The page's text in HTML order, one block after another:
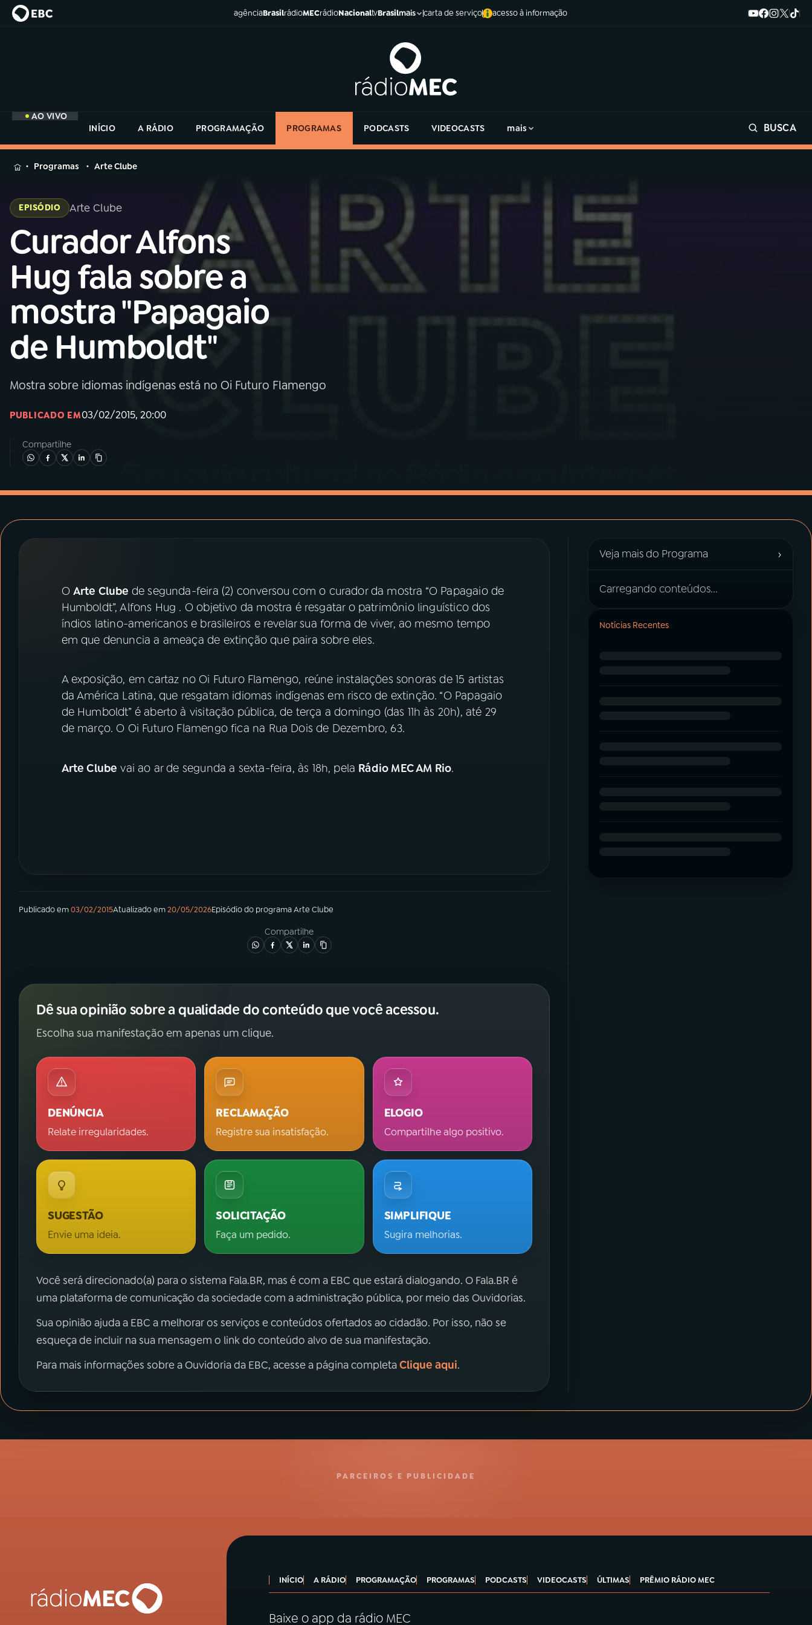
agênciaBrasilrádioMECrádioNacionaltvBrasilmais carta de serviço acesso à informação
AO VIVO
INÍCIO
A RÁDIO PROGRAMAÇÃO PROGRAMAS PODCASTS VIDEOCASTS mais BUSCA
MENU
Buscar
Rádio
MEC
Buscar
Início AO VIVO
01INÍCIO
02A RÁDIO
03 PROGRAMAÇÃO
05PODCASTS
PRÊMIO RÁDIO MEC
ACOMPANHE A RÁDIO MEC
Instagram X
na
Rádio
Programas Arte Clube
EPISÓDIO Arte Clube
Curador Alfons
Hug fala sobre a
mostra "Papagaio
de Humboldt"
Mostra sobre idiomas indígenas está no Oi Futuro Flamengo
PUBLICADO EM03/02/2015, 20:00
Compartilhe
O Arte Clube de segunda-feira (2) conversou com o curador da mostra “O Papagaio de
Humboldt”, Alfons Hug . O objetivo da mostra é resgatar o patrimônio linguístico dos
índios latino-americanos e brasileiros e revelar sua forma de viver, ao mesmo tempo
em que denuncia a ameaça de extinção que paira sobre eles.
A exposição, em cartaz no Oi Futuro Flamengo, reúne instalações sonoras de 15 artistas
da América Latina, que resgatam idiomas indígenas em risco de extinção. “O Papagaio
de Humboldt” é aberto à visitação pública, de terça a domingo (das 11h às 20h), até 29
de março. O Oi Futuro Flamengo fica na Rua Dois de Dezembro, 63.
Arte Clube vai ao ar de segunda a sexta-feira, às 18h, pela Rádio MEC AM Rio.
Publicado em03/02/2015Atualizado em20/05/2026Episódiodo programaArte Clube
Compartilhe
Dê sua opinião sobre a qualidade do conteúdo que você acessou.
Escolha sua manifestação em apenas um clique.
DENÚNCIA
Relate irregularidades.
RECLAMAÇÃO
Registre sua insatisfação.
ELOGIO
Compartilhe algo positivo.
SUGESTÃO
Envie uma ideia.
SOLICITAÇÃO
Faça um pedido.
SIMPLIFIQUE
Sugira melhorias.
Você será direcionado(a) para o sistema Fala.BR, mas é com a EBC que estará dialogando. O Fala.BR é
uma plataforma de comunicação da sociedade com a administração pública, por meio das Ouvidorias.
Sua opinião ajuda a EBC a melhorar os serviços e conteúdos ofertados ao cidadão. Por isso, não se
esqueça de incluir na sua mensagem o link do conteúdo alvo de sua manifestação.
Para mais informações sobre a Ouvidoria da EBC, acesse a página completaClique aqui.
Veja mais do Programa ›
Carregando conteúdos...
Notícias Recentes
PARCEIROS E PUBLICIDADE
INÍCIO A RÁDIO PROGRAMAÇÃO PROGRAMAS PODCASTS VIDEOCASTS ÚLTIMAS PRÊMIO RÁDIO MEC
Baixe o app da rádio MEC